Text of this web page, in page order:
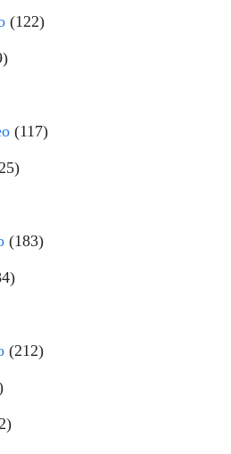
(122)
(117)
(183)
(212)